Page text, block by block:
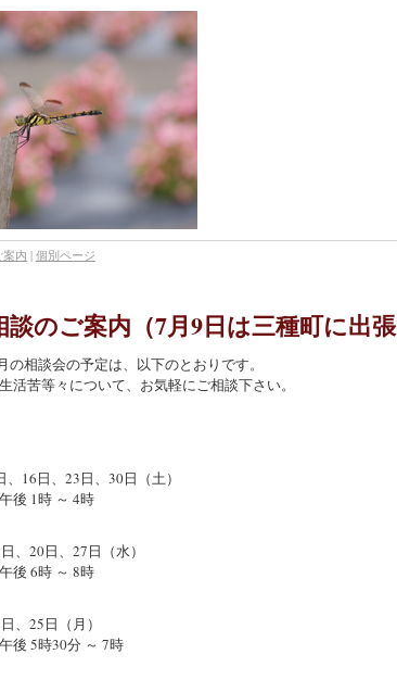
内 | 個別ページ
談のご案内（7月9日は三種町に出
の相談会の予定は、以下のとおりです。
活苦等々について、お気軽にご相談下さい。
日、23日、30日（土）
～ 4時
日、27日（水）
時 ～ 8時
日（月）
時30分 ～ 7時